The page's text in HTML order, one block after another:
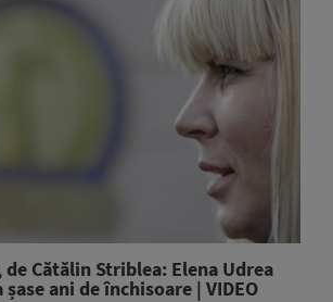
Cătălin Striblea: Elena Udrea
ani de închisoare | VIDEO